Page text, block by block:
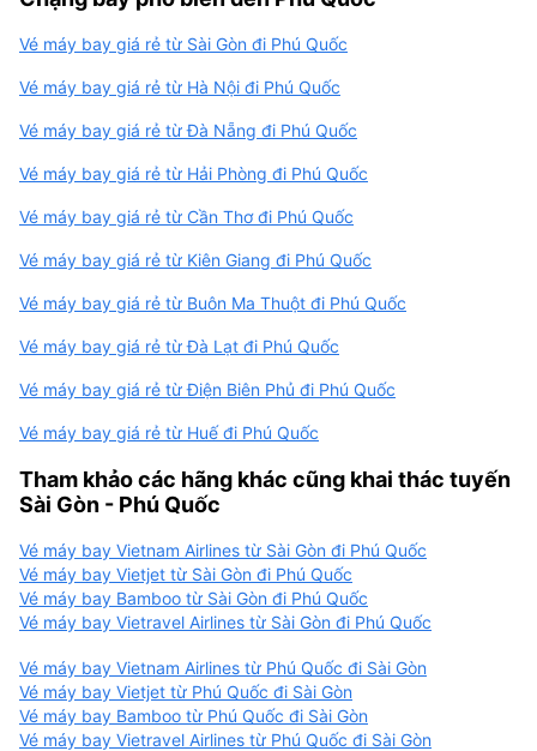
Vé máy bay giá rẻ từ Sài Gòn đi Phú Quốc
Vé máy bay giá rẻ từ Hà Nội đi Phú Quốc
Vé máy bay giá rẻ từ Đà Nẵng đi Phú Quốc
Vé máy bay giá rẻ từ Hải Phòng đi Phú Quốc
Vé máy bay giá rẻ từ Cần Thơ đi Phú Quốc
Vé máy bay giá rẻ từ Kiên Giang đi Phú Quốc
Vé máy bay giá rẻ từ Buôn Ma Thuột đi Phú Quốc
Vé máy bay giá rẻ từ Đà Lạt đi Phú Quốc
Vé máy bay giá rẻ từ Điện Biên Phủ đi Phú Quốc
Vé máy bay giá rẻ từ Huế đi Phú Quốc
Tham khảo các hãng khác cũng khai thác tuyến
Sài Gòn - Phú Quốc
Vé máy bay Vietnam Airlines từ Sài Gòn đi Phú Quốc
Vé máy bay Vietjet từ Sài Gòn đi Phú Quốc
Vé máy bay Bamboo từ Sài Gòn đi Phú Quốc
Vé máy bay Vietravel Airlines từ Sài Gòn đi Phú Quốc
Vé máy bay Vietnam Airlines từ Phú Quốc đi Sài Gòn
Vé máy bay Vietjet từ Phú Quốc đi Sài Gòn
Vé máy bay Bamboo từ Phú Quốc đi Sài Gòn
Vé máy bay Vietravel Airlines từ Phú Quốc đi Sài Gòn